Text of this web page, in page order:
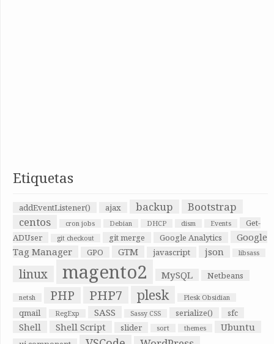
Etiquetas
addEventListener() ajax backup
Bootstrap
centos
cron jobs Debian DHCP dism Events
Get-
ADUser
git checkout git merge Google Analytics
Google
Tag Manager
GPO GTM javascript json libsass
linux magento2 MySQL Netbeans
netsh PHP PHP7 plesk Plesk Obsidian
qmail RegExp SASS Sassy CSS serialize() sfc
Shell Shell Script slider sort themes Ubuntu